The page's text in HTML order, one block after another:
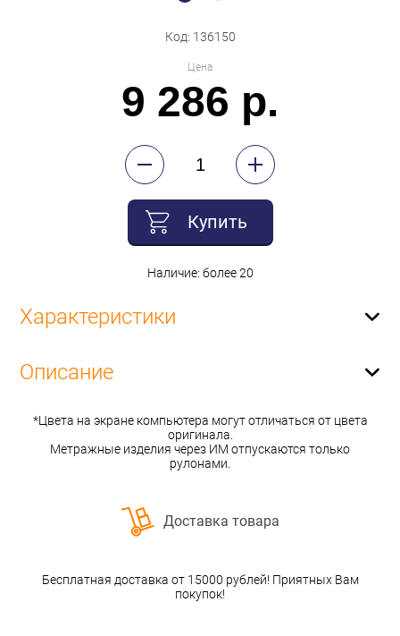
Код: 136150
Цена
9 286 р.
Купить
Наличие: более 20
Характеристики
Описание
*Цвета на экране компьютера могут отличаться от цвета
оригинала.
Метражные изделия через ИМ отпускаются только
рулонами.
Доставка товара
Бесплатная доставка от 15000 рублей! Приятных Вам
покупок!